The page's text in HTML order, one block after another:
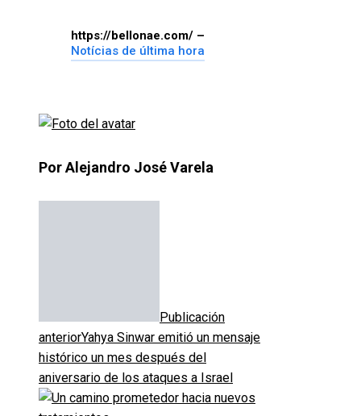
https://bellonae.com/ –
Notícias de última hora
Por Alejandro José Varela
Publicación
anteriorYahya Sinwar emitió un mensaje
histórico un mes después del
aniversario de los ataques a Israel